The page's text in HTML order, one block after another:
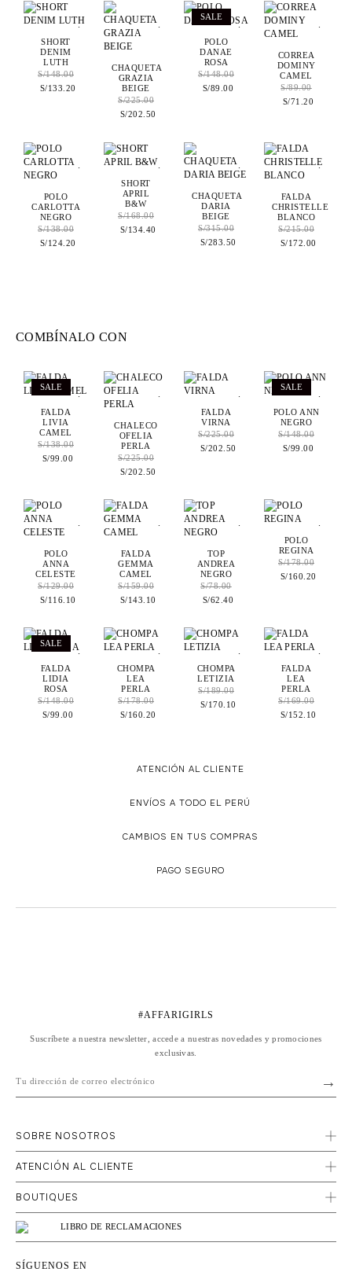
.
SHORT
DENIM
LUTH
S/148.00
S/133.20
CHAQUETA
GRAZIA
BEIGE
S/225.00
S/202.50
.
SALE
POLO
DANAE
ROSA
S/148.00
S/89.00
CORREA
DOMINY
CAMEL
S/89.00
S/71.20
POLO
CARLOTTA
NEGRO
S/138.00
S/124.20
SHORT
APRIL
B&W
S/168.00
S/134.40
CHAQUETA
DARIA
BEIGE
S/315.00
S/283.50
.
FALDA
CHRISTELLE
BLANCO
S/215.00
S/172.00
COMBÍNALO CON
.
SALE
FALDA
LIVIA
CAMEL
S/138.00
S/99.00
CHALECO
OFELIA
PERLA
S/225.00
S/202.50
FALDA
VIRNA
S/225.00
S/202.50
SALE
POLO ANN
NEGRO
S/148.00
S/99.00
POLO
ANNA
CELESTE
S/129.00
S/116.10
FALDA
GEMMA
CAMEL
S/159.00
S/143.10
TOP
ANDREA
NEGRO
S/78.00
S/62.40
POLO
REGINA
S/178.00
S/160.20
.
SALE
FALDA
LIDIA
ROSA
S/148.00
S/99.00
CHOMPA
LEA
PERLA
S/178.00
S/160.20
CHOMPA
LETIZIA
S/189.00
S/170.10
FALDA
LEA
PERLA
S/169.00
S/152.10
ATENCIÓN AL CLIENTE
ENVÍOS A TODO EL PERÚ
CAMBIOS EN TUS COMPRAS
PAGO SEGURO
#AFFARIGIRLS
Suscríbete a nuestra newsletter, accede a nuestras novedades y promociones
exclusivas.
SOBRE NOSOTROS
ATENCIÓN AL CLIENTE
BOUTIQUES
LIBRO DE RECLAMACIONES
SÍGUENOS EN